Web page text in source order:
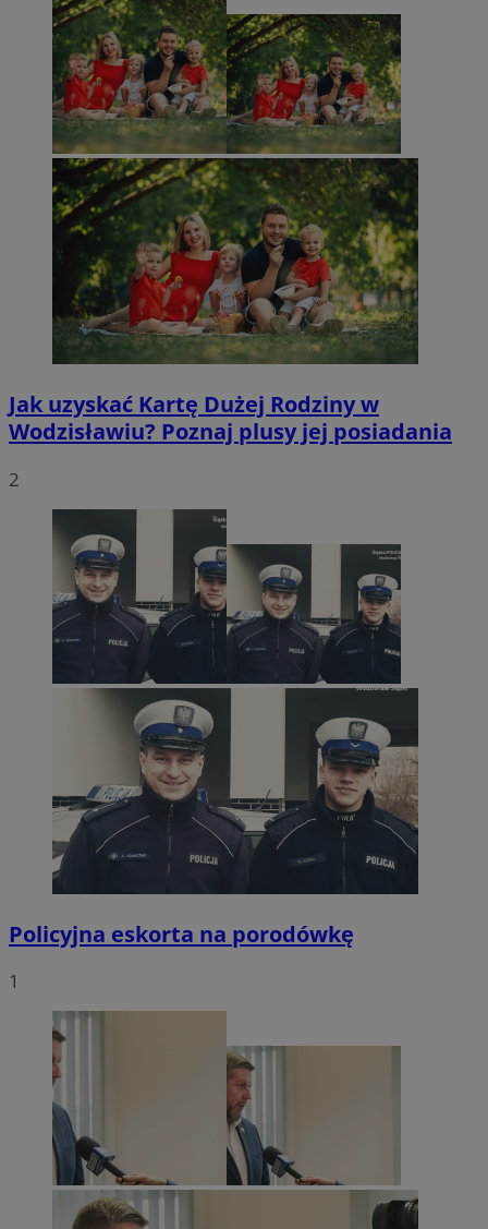
Jak uzyskać Kartę Dużej Rodziny w
Wodzisławiu? Poznaj plusy jej posiadania
2
Policyjna eskorta na porodówkę
1